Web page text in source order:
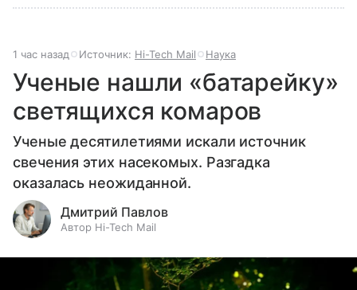
1 час назад Источник: Hi-Tech Mail Наука
Ученые нашли «батарейку»
светящихся комаров
Ученые десятилетиями искали источник
свечения этих насекомых. Разгадка
оказалась неожиданной.
Дмитрий Павлов
Автор Hi-Tech Mail